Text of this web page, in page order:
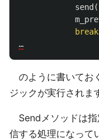
send (
break
…
のように書いてお
ジックが実行されま
Sendメソッドは指
信する処理になって